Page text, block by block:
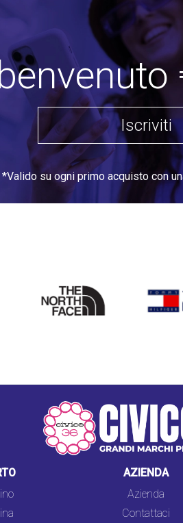
Iscriviti
*Valido su ogni primo acquisto con
NORTH
FACE
AZIENDA
Azienda
Contattaci